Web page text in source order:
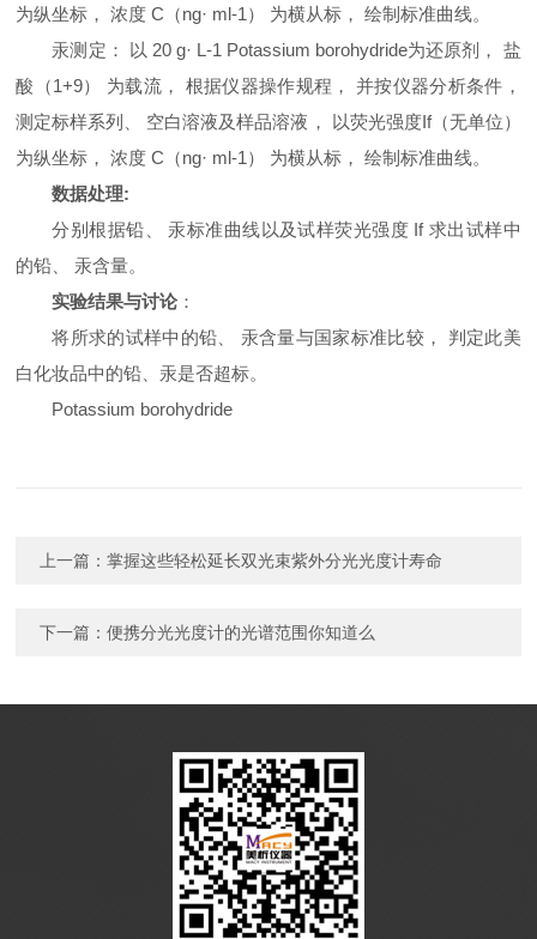
为纵坐标， 浓度 C（ng· ml-1） 为横从标， 绘制标准曲线。
汞测定： 以 20 g· L-1 Potassium borohydride为还原剂， 盐
酸（1+9） 为载流， 根据仪器操作规程， 并按仪器分析条件，
测定标样系列、 空白溶液及样品溶液， 以荧光强度If（无单位）
为纵坐标， 浓度 C（ng· ml-1） 为横从标， 绘制标准曲线。
数据处理:
分别根据铅、 汞标准曲线以及试样荧光强度 If 求出试样中
的铅、 汞含量。
实验结果与讨论：
将所求的试样中的铅、 汞含量与国家标准比较， 判定此美
白化妆品中的铅、 汞是否超标。
Potassium borohydride
上一篇：掌握这些轻松延长双光束紫外分光光度计寿命
下一篇：便携分光光度计的光谱范围你知道么